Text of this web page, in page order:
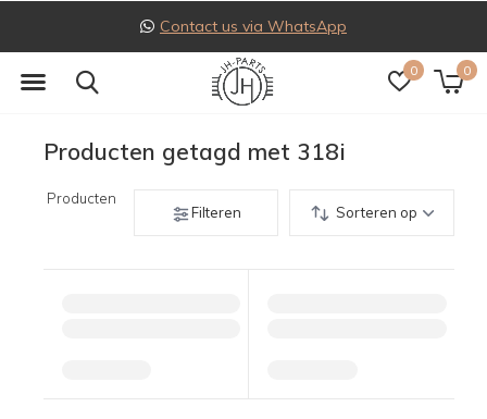
0 0
Contact us via WhatsApp
Producten getagd met 318i
Producten
Filteren
Sorteren op